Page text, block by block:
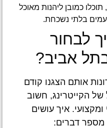
כמובן ליהנות מאוכל
בלתי נשכחת.
לבחור
אביב?
אותם הצגנו קודם
של הקייטרינג, חשוב
ומקצועי. איך עושים
מספר דברים: